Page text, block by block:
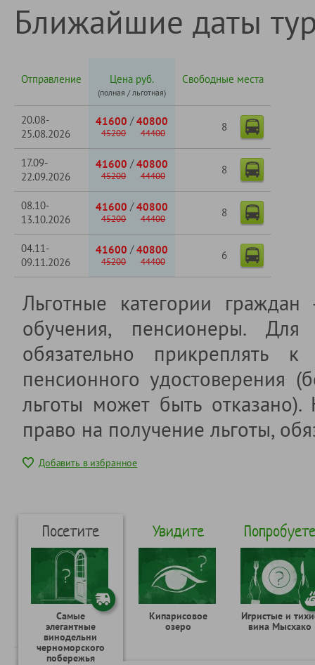
Ближайшие даты
Отправление Цена руб.
(полная / льготная)
Свободные места
20.08-
25.08.2026
41600 /40800
45200 44400
8
17.09-
22.09.2026
41600 /40800
45200 44400
8
08.10-
13.10.2026
41600 /40800
45200 44400
8
04.11-
09.11.2026
41600 /40800
45200 44400
6
Льготные категории
обучения, пенсионеры. Для
обязательно прикреплять
пенсионного удостоверения
льготы может быть
право на получение льготы,
Добавить в избранное
Посетите
Самые
элегантные
винодельни
черноморского
побережья
Увидите
Кипарисовое
озеро
Попробуете
Игристые и
вина Мысхако